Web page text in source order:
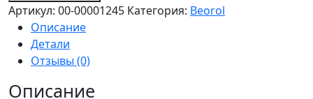
Артикул: 00-00001245 Категория: Beorol
Описание
Детали
Отзывы (0)
Описание